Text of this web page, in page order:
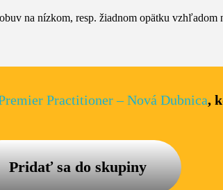
na nízkom, resp. žiadnom opätku
Practitioner – Nová Dubnica,
Pridať sa do skupiny